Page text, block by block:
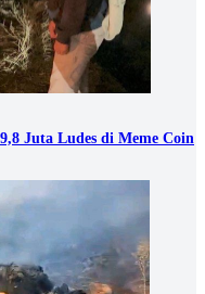
Juta Ludes di Meme Coin